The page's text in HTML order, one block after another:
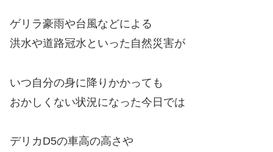
ゲリラ豪雨や台風などによる
洪水や道路冠水といった自然災害が
いつ自分の身に降りかかっても
おかしくない状況になった今日では
デリカD5の車高の高さや